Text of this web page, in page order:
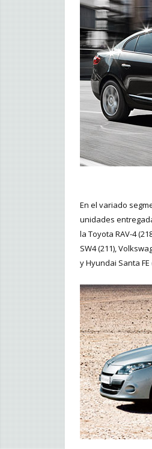
En el variado
unidades
la Toyota RAV-4
SW4 (211),
y Hyundai Santa